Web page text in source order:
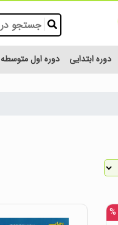
دوره ابتدایی دوره اول متوسطه